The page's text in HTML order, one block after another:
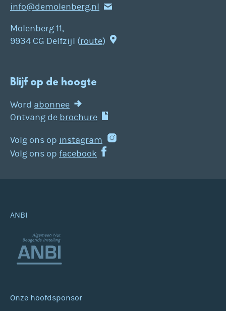
info@demolenberg.nl
Molenberg 11,
9934 CG Delfzijl (route)
Blijf op de hoogte
Word abonnee
Ontvang de brochure
Volg ons op instagram
Volg ons op facebook
ANBI
Onze hoofdsponsor